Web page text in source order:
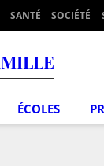
SANTÉ SOCIÉTÉ
ÉCOLES